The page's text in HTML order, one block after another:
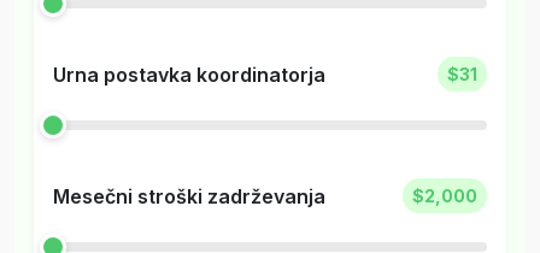
Urna postavka koordinatorja $31
Mesečni stroški zadrževanja $2,000